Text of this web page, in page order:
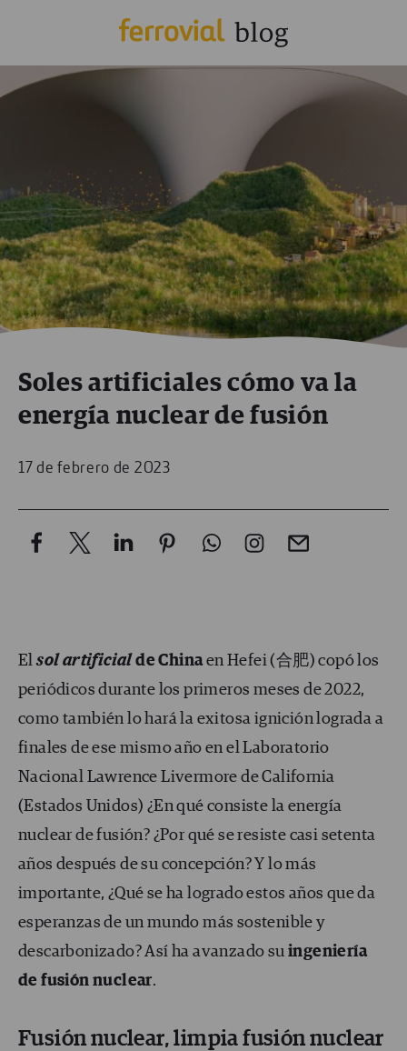
Soles artificiales cómo va la
energía nuclear de fusión
17 de febrero de 2023
Elsol artificial de Chinaen Hefei (合肥) copó los
periódicos durante los primeros meses de 2022,
como también lo hará la exitosa ignición lograda a
finales de ese mismo año en el Laboratorio
Nacional Lawrence Livermore de California
(Estados Unidos) ¿En qué consiste la energía
nuclear de fusión? ¿Por qué se resiste casi setenta
años después de su concepción? Y lo más
importante, ¿Qué se ha logrado estos años que da
esperanzas de un mundo más sostenible y
descarbonizado? Así ha avanzado su ingeniería
de fusión nuclear.
Fusión nuclear, limpia fusión nuclear